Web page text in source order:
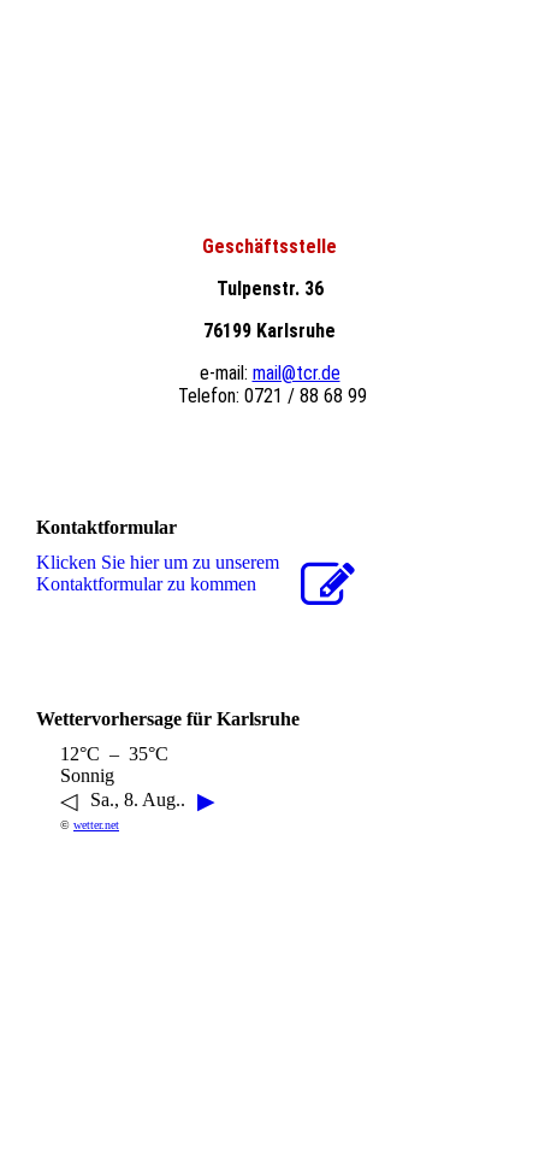
Geschäftsstelle
Tulpenstr. 36
76199 Karlsruhe
e-mail: mail@tcr.de
Telefon: 0721 / 88 68 99
Kontaktformular
Klicken Sie hier um zu unserem
Kon­takt­for­mu­lar zu kommen
Wettervorhersage für Karlsruhe
12°C – 35°C
Sonnig
◁ Sa., 8. Aug.. ▶
© wetter.net